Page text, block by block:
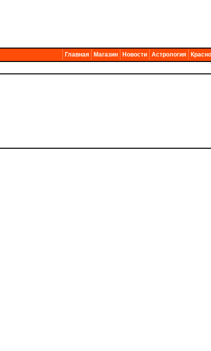
Главная Магазин Новости Астрология